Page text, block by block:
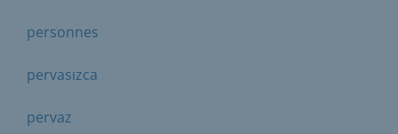
personnes
pervasızca
pervaz